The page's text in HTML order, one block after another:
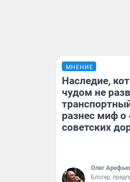
МНЕНИЕ
Наследие,
чудом не
разнес миф о
советских
Олег
Блогер,